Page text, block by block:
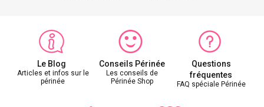
Le Blog
Articles et infos sur le
périnée
Conseils Périnée
Les conseils de
Périnée Shop
Questions
fréquentes
FAQ spéciale Périnée